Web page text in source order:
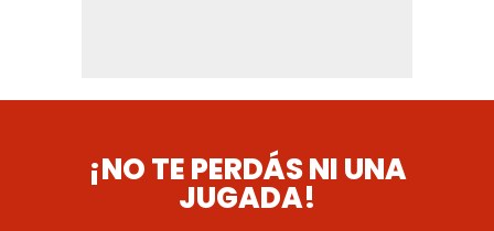
¡NO TE PERDÁS NI UNA
JUGADA!